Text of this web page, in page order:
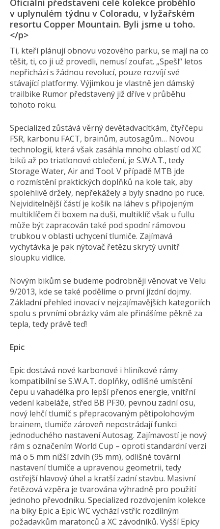
Oficiální představení celé kolekce proběhlo
v uplynulém týdnu v Coloradu, v lyžařském
resortu Copper Mountain. Byli jsme u toho.
</p>
Ti, kteří plánují obnovu vozového parku, se mají na co
těšit, ti, co ji už provedli, nemusí zoufat. „Spešl“ letos
nepřichází s žádnou revolucí, pouze rozvíjí své
stávající platformy. Výjimkou je vlastně jen dámský
trailbike Rumor představený již dříve v průběhu
tohoto roku.
Specialized zůstává věrný devětadvacítkám, čtyřčepu
FSR, karbonu FACT, brainům, autosagům… Novou
technologií, která však zasáhla mnoho oblastí od XC
biků až po triatlonové oblečení, je S.W.A.T., tedy
Storage Water, Air and Tool. V případě MTB jde
o rozmístění praktických doplňků na kole tak, aby
spolehlivě držely, nepřekážely a byly snadno po ruce.
Nejviditelnější částí je košík na láhev s připojeným
multiklíčem či boxem na duši, multiklíč však u fullu
může být zapracován také pod spodní rámovou
trubkou v oblasti uchycení tlumiče. Zajímavá
vychytávka je pak nýtovač řetězu skrytý uvnitř
sloupku vidlice.
Novým bikům se budeme podrobněji věnovat ve Velu
9/2013, kde se také podělíme o první jízdní dojmy.
Základní přehled inovací v nejzajímavějších kategoriích
spolu s prvními obrázky vám ale přinášíme pěkně za
tepla, tedy právě teď!
Epic
Epic dostává nové karbonové i hliníkové rámy
kompatibilní se S.W.A.T. doplňky, odlišné umístění
čepu u vahadélka pro lepší přenos energie, vnitřní
vedení kabeláže, střed BB PF30, pevnou zadní osu,
nový lehčí tlumič s přepracovaným pětipolohovým
brainem, tlumiče zároveň nepostrádají funkci
jednoduchého nastavení Autosag. Zajímavostí je nový
rám s označením World Cup – oproti standardní verzi
má o 5 mm nižší zdvih (95 mm), odlišné tovární
nastavení tlumiče a upravenou geometrii, tedy
ostřejší hlavový úhel a kratší zadní stavbu. Masivní
řetězová vzpěra je tvarována výhradně pro použití
jednoho převodníku. Specialized rozdvojením kolekce
na biky Epic a Epic WC vychází vstříc rozdílným
požadavkům maratonců a XC závodníků. Vyšší Epicy